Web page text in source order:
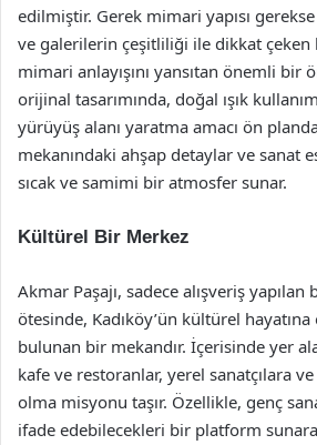
edilmiştir. Gerek mimari yapısı
ve galerilerin çeşitliliği ile dikkat çeken
mimari anlayışını yansıtan önemli bir
orijinal tasarımında, doğal ışık
yürüyüş alanı yaratma amacı ön
mekanındaki ahşap detaylar ve sanat
sıcak ve samimi bir atmosfer sunar.
Kültürel Bir Merkez
Akmar Paşajı, sadece alışveriş yapılan
ötesinde, Kadıköy’ün kültürel
bulunan bir mekandır. İçerisinde yer
kafe ve restoranlar, yerel sanatçılara
olma misyonu taşır. Özellikle, genç
ifade edebilecekleri bir platform